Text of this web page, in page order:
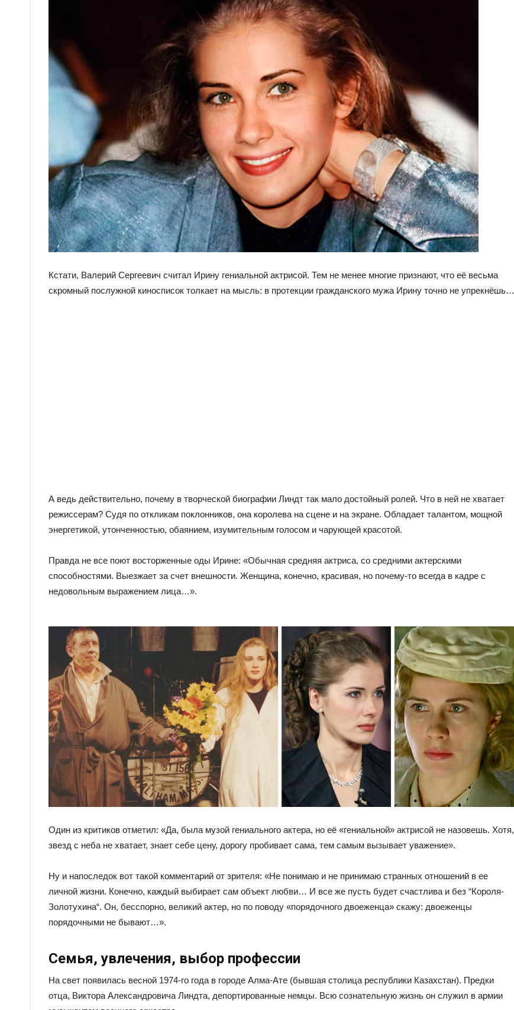
Кстати, Валерий Сергеевич считал Ирину гениальной актрисой. Тем не менее многие признают, что её весьма
скромный послужной киносписок толкает на мысль: в протекции гражданского мужа Ирину точно не упрекнёшь…
А ведь действительно, почему в творческой биографии Линдт так мало достойный ролей. Что в ней не хватает
режиссерам? Судя по откликам поклонников, она королева на сцене и на экране. Обладает талантом, мощной
энергетикой, утонченностью, обаянием, изумительным голосом и чарующей красотой.
Правда не все поют восторженные оды Ирине: «Обычная средняя актриса, со средними актерскими
способностями. Выезжает за счет внешности. Женщина, конечно, красивая, но почему-то всегда в кадре с
недовольным выражением лица…».
Один из критиков отметил: «Да, была музой гениального актера, но её «гениальной» актрисой не назовешь. Хотя,
звезд с неба не хватает, знает себе цену, дорогу пробивает сама, тем самым вызывает уважение».
Ну и напоследок вот такой комментарий от зрителя: «Не понимаю и не принимаю странных отношений в ее
личной жизни. Конечно, каждый выбирает сам объект любви… И все же пусть будет счастлива и без “Короля-
Золотухина“. Он, бесспорно, великий актер, но по поводу «порядочного двоеженца» скажу: двоеженцы
порядочными не бывают…».
Семья, увлечения, выбор профессии
На свет появилась весной 1974-го года в городе Алма-Ате (бывшая столица республики Казахстан). Предки
отца, Виктора Александровича Линдта, депортированные немцы. Всю сознательную жизнь он служил в армии